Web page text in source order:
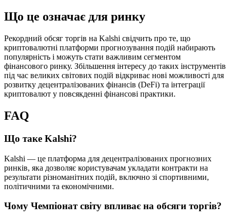
Що це означає для ринку
Рекордний обсяг торгів на Kalshi свідчить про те, що
криптовалютні платформи прогнозування подій набирають
популярність і можуть стати важливим сегментом
фінансового ринку. Збільшення інтересу до таких інструментів
під час великих світових подій відкриває нові можливості для
розвитку децентралізованих фінансів (DeFi) та інтеграції
криптовалют у повсякденні фінансові практики.
FAQ
Що таке Kalshi?
Kalshi — це платформа для децентралізованих прогнозних
ринків, яка дозволяє користувачам укладати контракти на
результати різноманітних подій, включно зі спортивними,
політичними та економічними.
Чому Чемпіонат світу впливає на обсяги торгів?